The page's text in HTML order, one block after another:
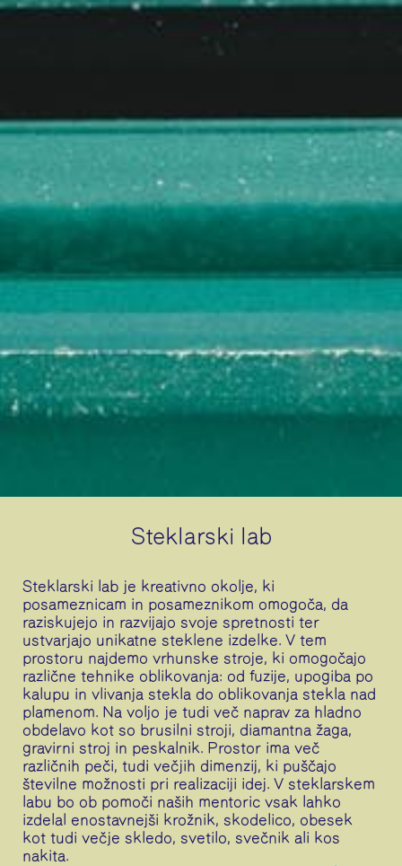
Steklarski lab
Steklarski lab je kreativno okolje, ki
posameznicam in posameznikom omogoča, da
raziskujejo in razvijajo svoje spretnosti ter
ustvarjajo unikatne steklene izdelke. V tem
prostoru najdemo vrhunske stroje, ki omogočajo
različne tehnike oblikovanja: od fuzije, upogiba po
kalupu in vlivanja stekla do oblikovanja stekla nad
plamenom. Na voljo je tudi več naprav za hladno
obdelavo kot so brusilni stroji, diamantna žaga,
gravirni stroj in peskalnik. Prostor ima več
različnih peči, tudi večjih dimenzij, ki puščajo
številne možnosti pri realizaciji idej. V steklarskem
labu bo ob pomoči naših mentoric vsak lahko
izdelal enostavnejši krožnik, skodelico, obesek
kot tudi večje skledo, svetilo, svečnik ali kos
nakita.